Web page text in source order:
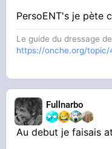
PersoENT's je pète
Le guide du dressage
https://onche.org/topic/
Fullnarbo
Au debut je faisais